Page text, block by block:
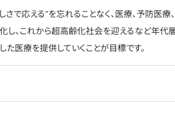
で応える”を忘れることなく、医療、予防医
し、これから超高齢化社会を迎えるなど年代層
た医療を提供していくことが目標です。